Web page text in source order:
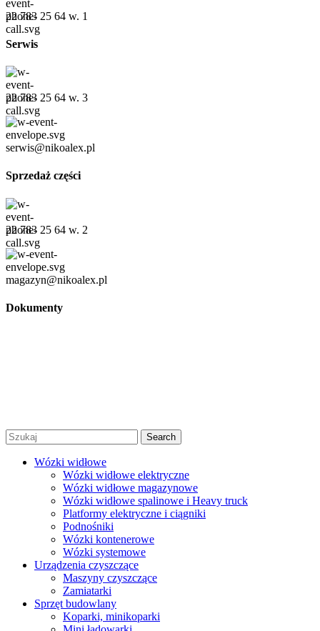
22 783 25 64 w. 1
Serwis
22 783 25 64 w. 3
serwis@nikoalex.pl
Sprzedaż części
22 783 25 64 w. 2
magazyn@nikoalex.pl
Dokumenty
Search
Wózki widłowe
Wózki widłowe elektryczne
Wózki widłowe magazynowe
Wózki widłowe spalinowe i Heavy truck
Platformy elektryczne i ciągniki
Podnośniki
Wózki kontenerowe
Wózki systemowe
Urządzenia czyszczące
Maszyny czyszczące
Zamiatarki
Sprzęt budowlany
Koparki, minikoparki